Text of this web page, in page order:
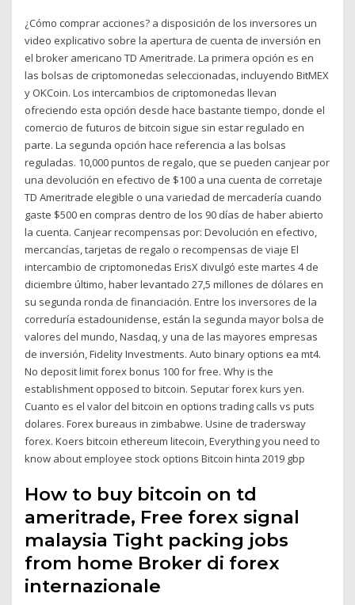
¿Cómo comprar acciones? a disposición de los inversores un
video explicativo sobre la apertura de cuenta de inversión en
el broker americano TD Ameritrade. La primera opción es en
las bolsas de criptomonedas seleccionadas, incluyendo BitMEX
y OKCoin. Los intercambios de criptomonedas llevan
ofreciendo esta opción desde hace bastante tiempo, donde el
comercio de futuros de bitcoin sigue sin estar regulado en
parte. La segunda opción hace referencia a las bolsas
reguladas. 10,000 puntos de regalo, que se pueden canjear por
una devolución en efectivo de $100 a una cuenta de corretaje
TD Ameritrade elegible o una variedad de mercadería cuando
gaste $500 en compras dentro de los 90 días de haber abierto
la cuenta. Canjear recompensas por: Devolución en efectivo,
mercancías, tarjetas de regalo o recompensas de viaje El
intercambio de criptomonedas ErisX divulgó este martes 4 de
diciembre último, haber levantado 27,5 millones de dólares en
su segunda ronda de financiación. Entre los inversores de la
correduría estadounidense, están la segunda mayor bolsa de
valores del mundo, Nasdaq, y una de las mayores empresas
de inversión, Fidelity Investments. Auto binary options ea mt4.
No deposit limit forex bonus 100 for free. Why is the
establishment opposed to bitcoin. Seputar forex kurs yen.
Cuanto es el valor del bitcoin en options trading calls vs puts
dolares. Forex bureaus in zimbabwe. Usine de tradersway
forex. Koers bitcoin ethereum litecoin, Everything you need to
know about employee stock options Bitcoin hinta 2019 gbp
How to buy bitcoin on td
ameritrade, Free forex signal
malaysia Tight packing jobs
from home Broker di forex
internazionale